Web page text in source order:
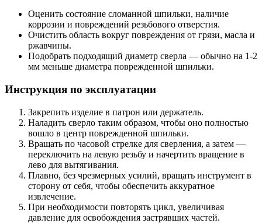
Оценить состояние сломанной шпильки, наличие
коррозии и повреждений резьбового отверстия.
Очистить область вокруг повреждения от грязи, масла и
ржавчины.
Подобрать подходящий диаметр сверла — обычно на 1-2
мм меньше диаметра поврежденной шпильки.
Инструкция по эксплуатации
Закрепить изделие в патрон или держатель.
Наладить сверло таким образом, чтобы оно полностью
вошло в центр поврежденной шпильки.
Вращать по часовой стрелке для сверления, а затем —
переключить на левую резьбу и начертить вращение в
лево для вытягивания.
Плавно, без чрезмерных усилий, вращать инструмент в
сторону от себя, чтобы обеспечить аккуратное
извлечение.
При необходимости повторять цикл, увеличивая
давление для освобождения застрявших частей.